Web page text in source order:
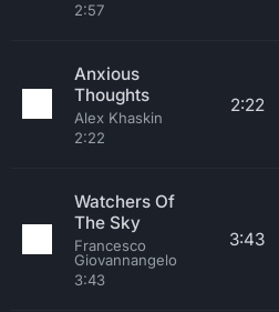
2:57
Anxious
Thoughts
Alex Khaskin
2:22
2:22
Watchers Of
The Sky
Francesco
Giovannangelo
3:43
3:43